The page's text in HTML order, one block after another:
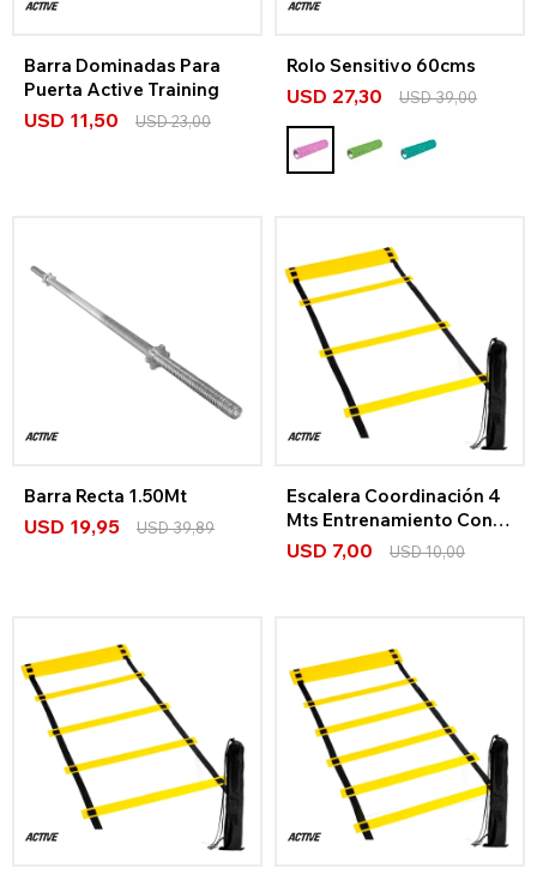
Barra Dominadas Para
Puerta Active Training
USD 11,50 USD23,00
Rolo Sensitivo 60cms
USD 27,30 USD39,00
Barra Recta 1.50Mt
USD 19,95 USD39,89
Escalera Coordinación 4
Mts Entrenamiento Con
Bolso
USD 7,00 USD10,00